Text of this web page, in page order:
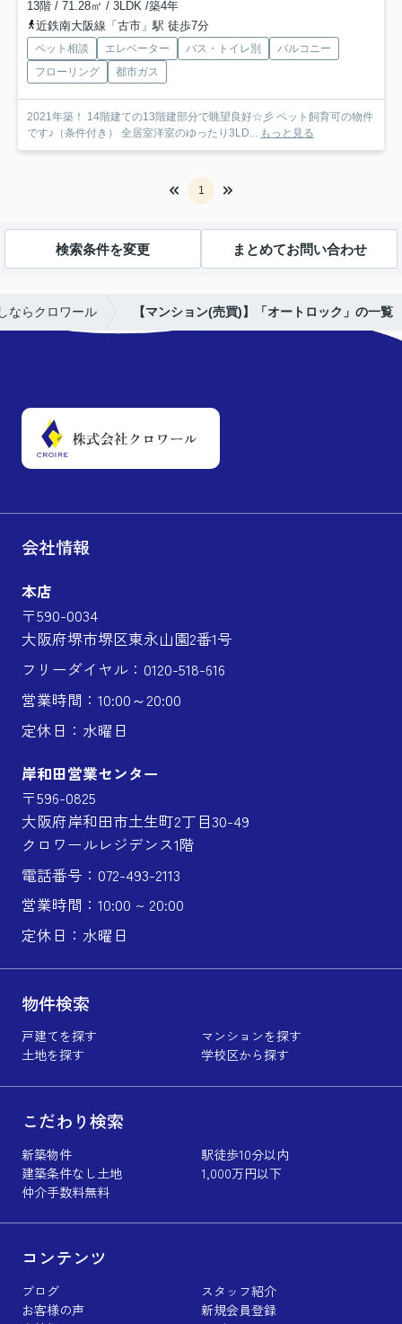
13階 / 71.28㎡ / 3LDK /築4年
近鉄南大阪線「古市」駅 徒歩7分
ペット相談 エレベーター バス・トイレ別
バルコニー
フローリング
都市ガス
2021年築！ 14階建ての13階建部分で眺望良好☆彡 ペット飼育可の物件
です♪（条件付き） 全居室洋室のゆったり3LD... もっと見る
1
検索条件を変更 まとめてお問い合わせ
ならクロワール 【マンション(売買)】「オートロック」の一覧
会社情報
本店
〒590-0034
大阪府堺市堺区東永山園2番1号
フリーダイヤル：0120-518-616
営業時間：10:00～20:00
定休日：水曜日
岸和田営業センター
〒596-0825
大阪府岸和田市土生町2丁目30-49
クロワールレジデンス1階
電話番号：072-493-2113
営業時間：10:00 ~ 20:00
定休日：水曜日
物件検索
戸建てを探す
マンションを探す
土地を探す
学校区から探す
こだわり検索
新築物件
駅徒歩10分以内
建築条件なし土地
1,000万円以下
仲介手数料無料
コンテンツ
ブログ
スタッフ紹介
お客様の声
新規会員登録